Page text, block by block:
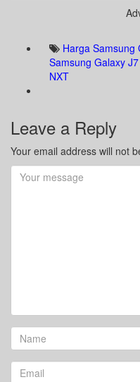
Harga Samsung
Samsung Galaxy
NXT
Leave a Reply
Your email address will not